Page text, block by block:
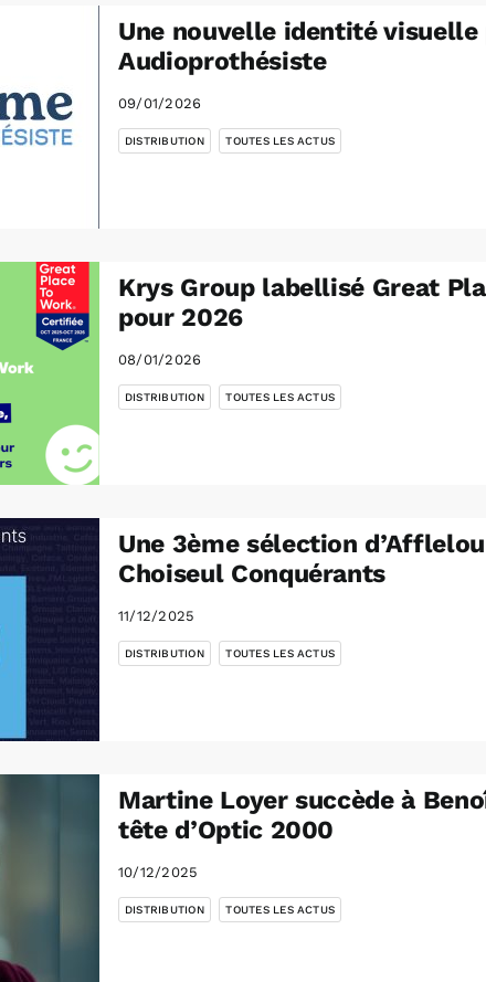
Une nouvelle identité visuelle
Audioprothésiste
09/01/2026
DISTRIBUTION TOUTES LES ACTUS
Krys Group labellisé Great
pour 2026
08/01/2026
DISTRIBUTION TOUTES LES ACTUS
Une 3ème sélection
Choiseul Conquérants
11/12/2025
DISTRIBUTION TOUTES LES ACTUS
Martine Loyer succède à
tête d’Optic 2000
10/12/2025
DISTRIBUTION TOUTES LES ACTUS